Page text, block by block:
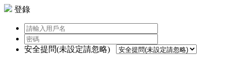
登錄
安全提問(未設定請忽略)